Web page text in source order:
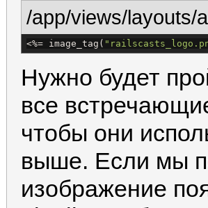
/app/views/layouts/
<%= image_tag( "
Нужно будет
все
чтобы они
выше. Если мы
изображение